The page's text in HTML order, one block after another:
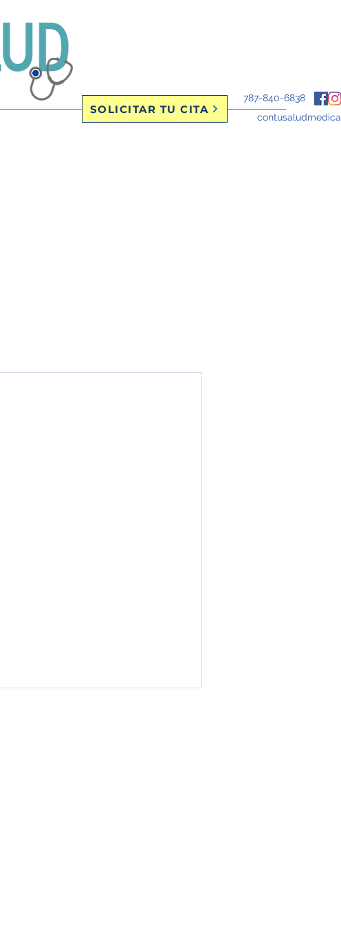
SOLICITAR TU CITA
787-840-6838